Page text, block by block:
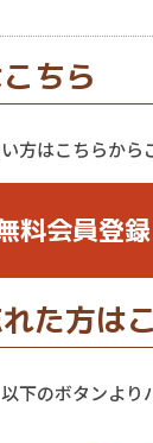
ちら
方はこちらから
料会員登録
た方は
下のボタンよ